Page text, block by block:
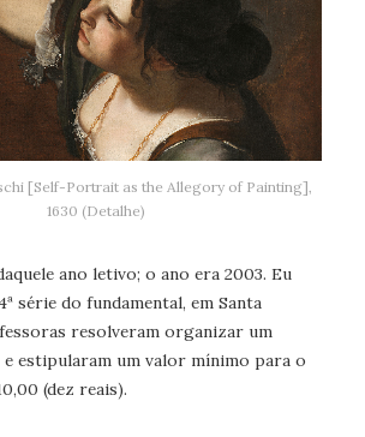
[Self-Portrait as the Allegory of Painting],
1630 (Detalhe)
ano letivo; o ano era 2003. Eu
série do fundamental, em Santa
resolveram organizar um
e estipularam um valor mínimo para o
(dez reais).